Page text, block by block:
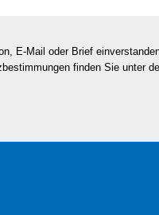
E-Mail oder Brief
finden Sie unter